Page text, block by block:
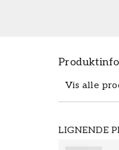
Vis alle
LIGNENDE